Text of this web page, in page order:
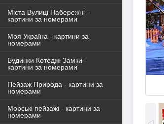
Міста Вулиці Набережні -
картини за номерами
Моя Україна - картини за
номерами
Будинки Котеджі Замки -
картини за номерами
Пейзаж Природа - картини за
номерами
Морські пейзажі - картини за
номерами